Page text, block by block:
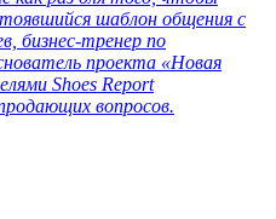
шаблон общения с
бизнес-тренер по
проекта «Новая
Shoes Report
вопросов.